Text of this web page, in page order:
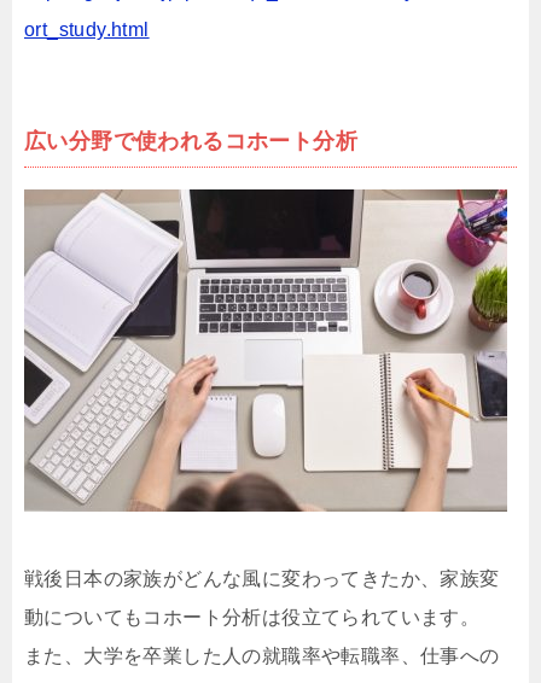
ort_study.html
広い分野で使われるコホート分析
戦後日本の家族がどんな風に変わってきたか、家族変
動についてもコホート分析は役立てられています。
また、大学を卒業した人の就職率や転職率、仕事への